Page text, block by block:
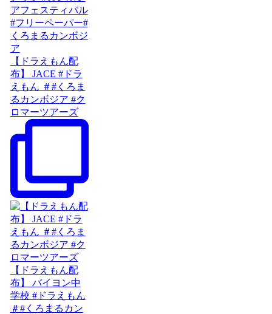
【ドラえもん配
布】 JACE #ドラ
えもん ＃#くろま
るカンボジア #ク
ロマーツアーズ
【ドラえもん配
布】 バイヨン中
学校 #ドラえもん
＃#くろまるカン